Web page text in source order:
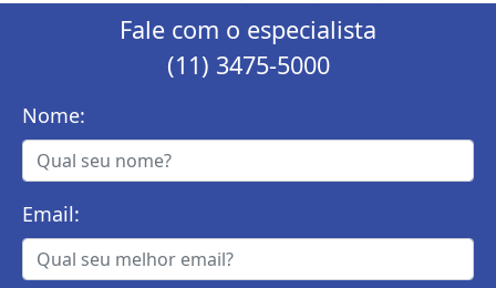
Fale com o especialista
(11) 3475-5000
Nome:
Email: